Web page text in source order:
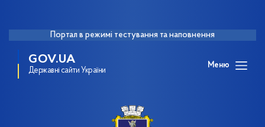
Портал в режимі тестування та наповнення
GOV.UA
Державні сайти України
Меню